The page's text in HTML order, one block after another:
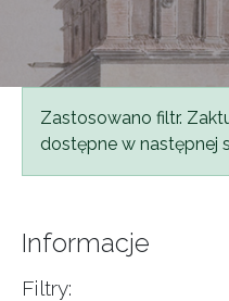
Komunikat
Zastosowano filtr.
dostępne w następnej
Informacje
Filtry: